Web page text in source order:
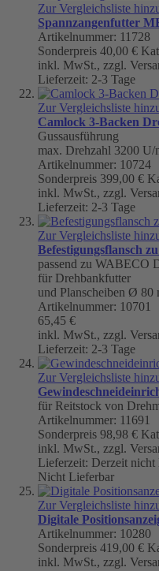
Zur Vergleichsliste
Spannzangenfutter
Artikelnummer: 11728
Sonderpreis 40,00 €
inkl. MwSt., zzgl.
Lieferzeit: 2-3 Tage
Zur Vergleichsliste
Camlock 3-Backen
Gussausführung
max. Drehzahl 3200 U/
Artikelnummer: 10724
Sonderpreis 399,00 €
inkl. MwSt., zzgl.
Lieferzeit: 2-3 Tage
Zur Vergleichsliste
Befestigungsflansch
passend zu WABECO
für Drehbankfutter
und Planscheiben Ø 80
Artikelnummer: 10701
65,45 €
inkl. MwSt., zzgl.
Lieferzeit: 2-3 Tage
Zur Vergleichsliste
für Reitstock von
Artikelnummer: 11691
Sonderpreis 98,98 €
inkl. MwSt., zzgl.
Lieferzeit: Derzeit nicht
Nicht Lieferbar
Zur Vergleichsliste
Digitale
Artikelnummer: 10280
Sonderpreis 419,00 €
inkl. MwSt., zzgl.